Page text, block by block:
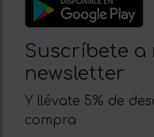
Suscríbete a
newsletter
Y llévate 5% de
compra